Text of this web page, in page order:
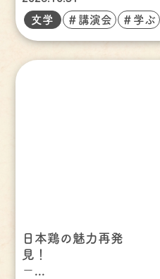
文学
＃講演会 ＃学ぶ
日本鶏の魅力再発
見！ シン
－...